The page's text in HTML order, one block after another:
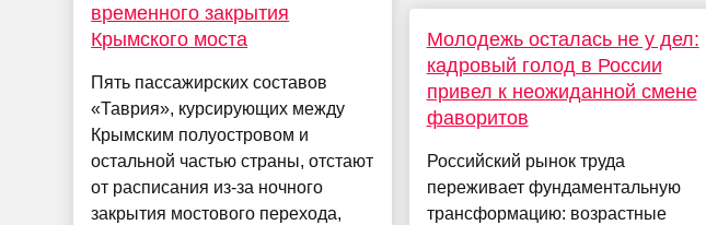
временного закрытия
Крымского моста
Пять пассажирских составов
«Таврия», курсирующих между
Крымским полуостровом и
остальной частью страны, отстают
от расписания из-за ночного
закрытия мостового перехода,
Молодежь осталась не у дел:
кадровый голод в России
привел к неожиданной смене
фаворитов
Российский рынок труда
переживает фундаментальную
трансформацию: возрастные